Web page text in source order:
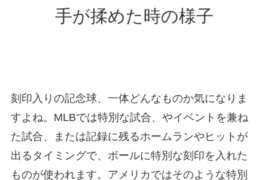
手が揉めた時の様子
刻印入りの記念球、一体どんなものか気になりま
すよね。MLBでは特別な試合、やイベントを兼ね
た試合、または記録に残るホームランやヒットが
出るタイミングで、ボールに特別な刻印を入れた
ものが使われます。アメリカではそのような特別